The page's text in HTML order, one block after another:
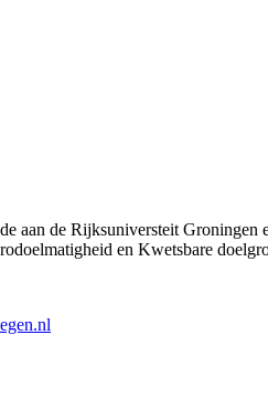
aan de Rijksuniversteit
en Kwetsbare